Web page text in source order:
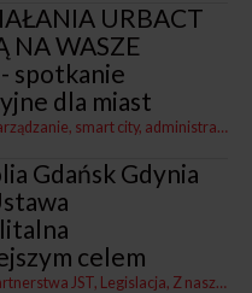
URBACT
NA WASZE
spotkanie
dla miast
Zarządzanie, smart city, administracja
Gdańsk Gdynia
celem
JST Legislacja Z naszych miast